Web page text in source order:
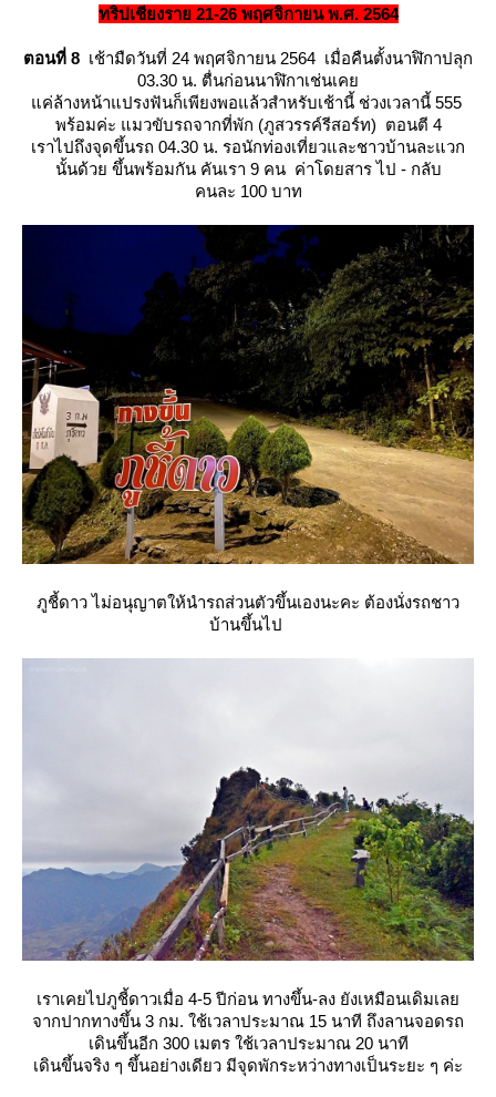
ทริปเชียงราย 21-26 พฤศจิกายน พ.ศ. 2564
ตอนที่ 8 เช้ามืดวันที่ 24 พฤศจิกายน 2564 เมื่อคืนตั้งนาฬิกาปลุก
03.30 น. ตื่นก่อนนาฬิกาเช่นเค
ค่ล้างหน้าแปรงฟันก็เพียงพอแล้วสำหรับเช้านี้ ช่วงเวลานี้ 555
พร้อมค่ะ แมวขับรถจากที่พัก (ภูสวรรค์รีสอร์ท) ตอนตี 4
เราไปถึงจุดขึ้นรถ 04.30 น. รอนักท่องเที่ยวและชาวบ้านละแวก
นั้นด้วย ขึ้นพร้อมกัน คันเรา 9 คน ค่าโดยสาร ไป - กลับ
คนละ 100 บาท
ภูชี้ดาว ไม่อนุญาตให้นำรถส่วนตัวขึ้นเองนะคะ ต้องนั่งรถชาว
บ้านขึ้นไป
เราเคยไปภูชี้ดาวเมื่อ 4-5 ปีก่อน ทางขึ้น-ลง ยังเหมือนเดิมเล
จากปากทางขึ้น 3 กม. ใช้เวลาประมาณ 15 นาที ถึงลานจอดรถ
เดินขึ้นอีก 300 เมตร ใช้เวลาประมาณ 20 นาที
เดินขึ้นจริง ๆ ขึ้นอย่างเดียว มีจุดพักระหว่างทางเป็นระยะ ๆ ค่ะ